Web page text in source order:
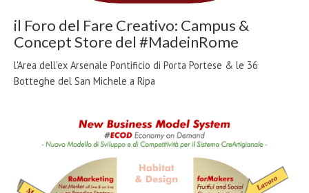
il Foro del Fare Creativo: Campus &
Concept Store del #MadeinRome
l'Area dell'ex Arsenale Pontificio di Porta Portese & le 36
Botteghe del San Michele a Ripa